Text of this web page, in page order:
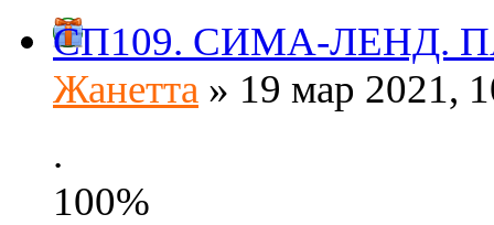
СП109. СИМА-ЛЕНД.
Жанетта » 19 мар 2021,
.
100%